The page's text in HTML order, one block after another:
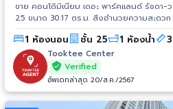
ขาย คอนโดิมิเนียม เดอะ พาร์คแลนด์ รัชดา
25 ขนาด 30.17 ตร.ม. สิ่งอำนวยความสะดวก - ฟิตเนส - สระว่ายน้ำ - สวน
สาธารณะ - เจ้าหน้าที่รักษาความปลอดภัย (รปภ) - ซาวน่า
บิ๊กซี วงศ์สว่าง - เมเจอร์ฯ รัชโยธิน รพ.เกษ
พระจอมเกล้าพระนครเหนือ - รร.โยธินบูรณะ การเดินทาง - ถ.กรุงเทพ-นนท์
รถไฟฟ้า - MRT วงศ์สว่าง
1 ห้องนอน ชั้น 25 1 ห้องน้ำ
Tooktee Center
Verified
อัพเดทล่าสุด 20/ส.ค./2567